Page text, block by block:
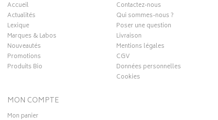
Accueil
Actualités
Lexique
Marques & Labos
Nouveautés
Promotions
Produits Bio
Contactez-nous
Qui sommes-nous ?
Poser une question
Livraison
Mentions légales
CGV
Données personnelles
Cookies
MON COMPTE
Mon panier